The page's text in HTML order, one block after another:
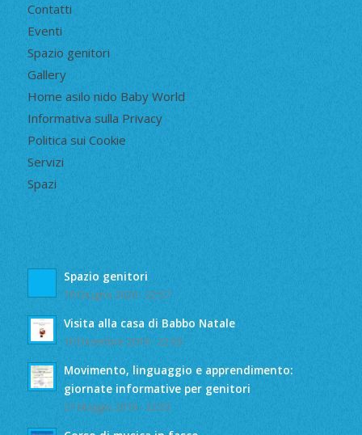
Contatti
Eventi
Spazio genitori
Gallery
Home asilo nido Baby World
Informativa sulla Privacy
Politica sui Cookie
Servizi
Spazi
Spazio genitori
19 Giugno 2020 - 22:57
Visita alla casa di Babbo Natale
10 Dicembre 2019 - 22:03
Movimento, linguaggio e apprendimento:
giornate informative per genitori
21 Maggio 2019 - 22:53